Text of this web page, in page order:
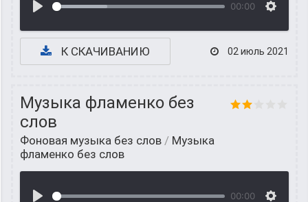
00:00
К СКАЧИВАНИЮ 02 июль 2021
Музыка фламенко без
слов
Фоновая музыка без слов / Музыка
фламенко без слов
00:00